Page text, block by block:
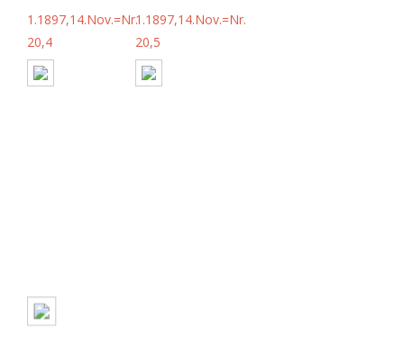
1.1897,14.Nov.=Nr.
20,4
1.1897,14.Nov.=Nr.
20,5